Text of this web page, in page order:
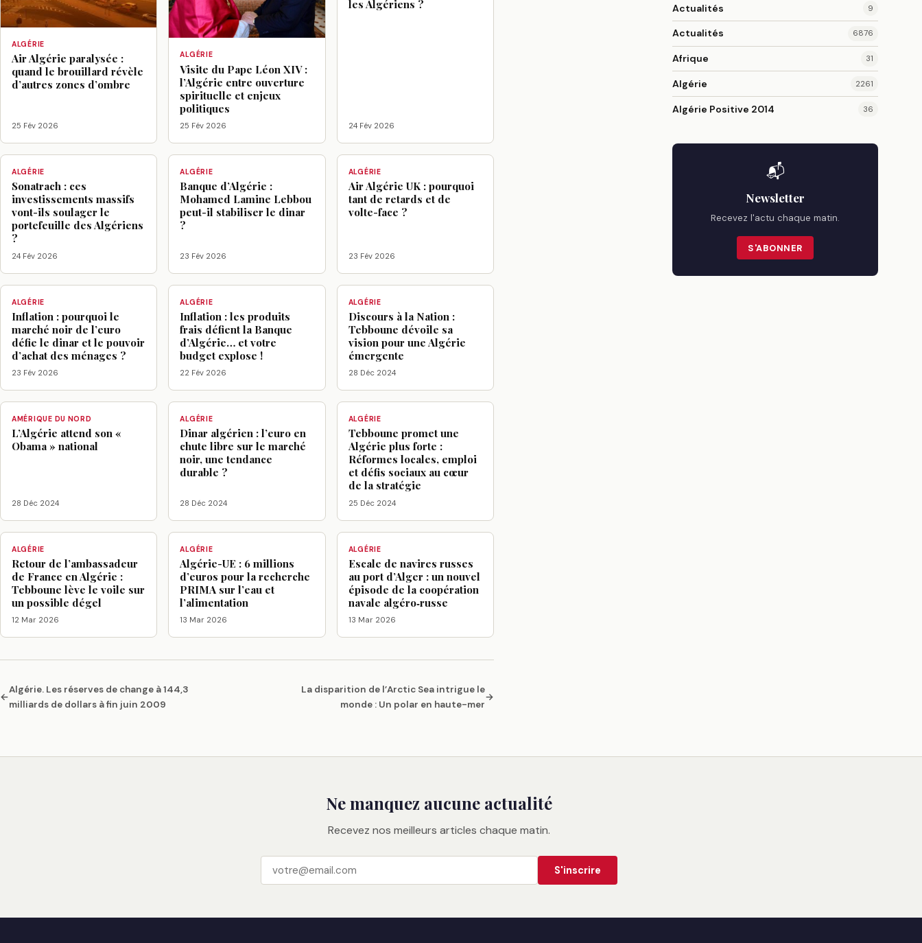
ALGÉRIE
Air Algérie paralysée :
quand le brouillard révèle
d’autres zones d’ombre
25 Fév 2026
ALGÉRIE
Visite du Pape Léon XIV :
l’Algérie entre ouverture
spirituelle et enjeux
politiques
25 Fév 2026
les Algériens ?
24 Fév 2026
ALGÉRIE
Sonatrach : ces
investissements massifs
vont-ils soulager le
portefeuille des Algériens
?
24 Fév 2026
ALGÉRIE
Banque d’Algérie :
Mohamed Lamine Lebbou
peut-il stabiliser le dinar
?
23 Fév 2026
ALGÉRIE
Air Algérie UK : pourquoi
tant de retards et de
volte-face ?
23 Fév 2026
ALGÉRIE
Inflation : pourquoi le
marché noir de l’euro
défie le dinar et le pouvoir
d’achat des ménages ?
23 Fév 2026
ALGÉRIE
Inflation : les produits
frais défient la Banque
d’Algérie… et votre
budget explose !
22 Fév 2026
ALGÉRIE
Discours à la Nation :
Tebboune dévoile sa
vision pour une Algérie
émergente
28 Déc 2024
AMÉRIQUE DU NORD
L’Algérie attend son «
Obama » national
28 Déc 2024
ALGÉRIE
Dinar algérien : l’euro en
chute libre sur le marché
noir, une tendance
durable ?
28 Déc 2024
ALGÉRIE
Tebboune promet une
Algérie plus forte :
Réformes locales, emploi
et défis sociaux au cœur
de la stratégie
25 Déc 2024
ALGÉRIE
Retour de l’ambassadeur
de France en Algérie :
Tebboune lève le voile sur
un possible dégel
12 Mar 2026
ALGÉRIE
Algérie-UE : 6 millions
d’euros pour la recherche
PRIMA sur l’eau et
l’alimentation
13 Mar 2026
ALGÉRIE
Escale de navires russes
au port d’Alger : un nouvel
épisode de la coopération
navale algéro‑russe
13 Mar 2026
←
Algérie. Les réserves de change à 144,3
milliards de dollars à fin juin 2009
La disparition de l’Arctic Sea intrigue le
monde : Un polar en haute-mer
→
Actualités 9
Actualités 6876
Afrique 31
Algérie 2261
Algérie Positive 2014 36
📬
Newsletter
Recevez l'actu chaque matin.
S'ABONNER
Ne manquez aucune actualité
Recevez nos meilleurs articles chaque matin.
S'inscrire